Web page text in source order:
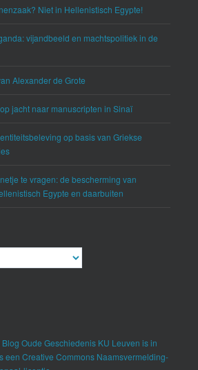
Niet in Hellenistisch Egypte!
vijandbeeld en machtspolitiek in de
Alexander de Grote
jacht naar manuscripten in Sinaï
te vragen: de bescherming van
Egypte en daarbuiten
Blog Oude Geschiedenis KU Leuven is in
een Creative Commons Naamsvermelding-